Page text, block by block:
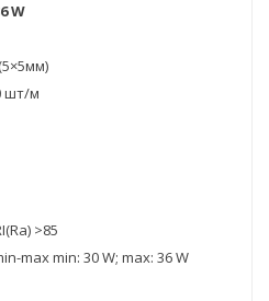
W
шт/м
>85
max min: 30 W; max: 36 W